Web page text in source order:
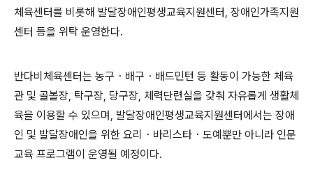
체육센터를 비롯해 발달장애인평생교육지원센터, 장애인가족지원
센터 등을 위탁 운영한다.
반다비체육센터는 농구 ・ 배구 ・ 배드민턴 등 활동이 가능한 체육
관 및 골볼장, 탁구장, 당구장, 체력단련실을 갖춰 자유롭게 생활체
육을 이용할 수 있으며, 발달장애인평생교육지원센터에서는 장애
인 및 발달장애인을 위한 요리
・ 바리스타 ・ 도예뿐만 아니라 인문
교육 프로그램이 운영될 예정이다.